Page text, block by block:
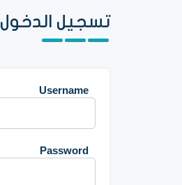
تسجيل الدخول
Username
Password